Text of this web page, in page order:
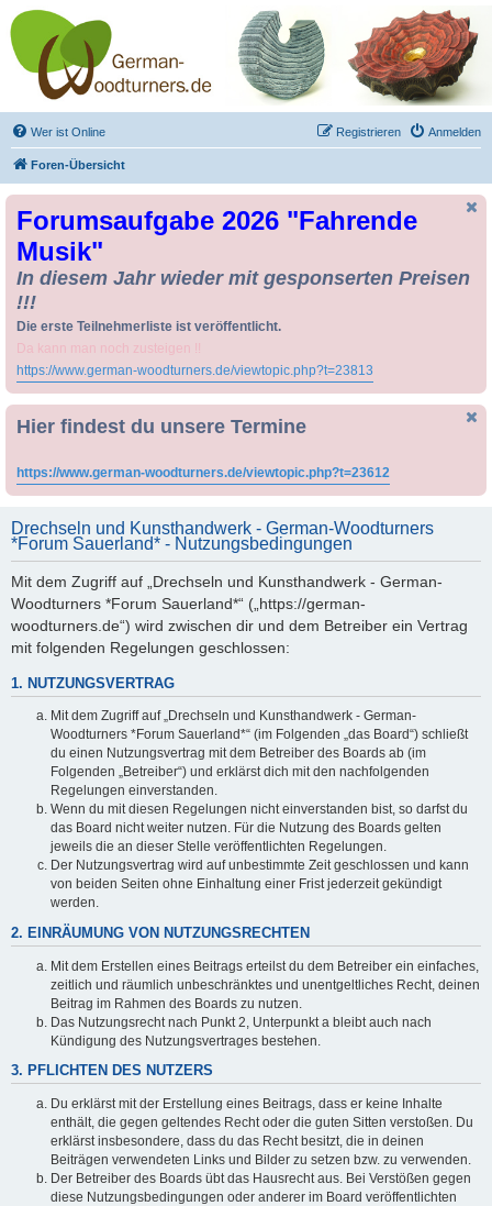
Drechseln und
Kunsthandwerk -
German-Woodturners
*Forum Sauerland*
Der Treffpunkt für Drechsler und Freunde des Kunsthandwerks
Wer ist Online Anmelden
Registrieren
Foren-Übersicht
Forumsaufgabe 2026 "Fahrende
Musik"
In diesem Jahr wieder mit gesponserten Preisen
!!!
Die erste Teilnehmerliste ist veröffentlicht.
Da kann man noch zusteigen !!
https://www.german-woodturners.de/viewtopic.php?t=23813
Hier findest du unsere Termine
https://www.german-woodturners.de/viewtopic.php?t=23612
Drechseln und Kunsthandwerk - German-Woodturners
*Forum Sauerland* - Nutzungsbedingungen
Mit dem Zugriff auf „Drechseln und Kunsthandwerk - German-
Woodturners *Forum Sauerland*“ („https://german-
woodturners.de“) wird zwischen dir und dem Betreiber ein Vertrag
mit folgenden Regelungen geschlossen:
1. NUTZUNGSVERTRAG
Mit dem Zugriff auf „Drechseln und Kunsthandwerk - German-
Woodturners *Forum Sauerland*“ (im Folgenden „das Board“) schließt
du einen Nutzungsvertrag mit dem Betreiber des Boards ab (im
Folgenden „Betreiber“) und erklärst dich mit den nachfolgenden
Regelungen einverstanden.
Wenn du mit diesen Regelungen nicht einverstanden bist, so darfst du
das Board nicht weiter nutzen. Für die Nutzung des Boards gelten
jeweils die an dieser Stelle veröffentlichten Regelungen.
Der Nutzungsvertrag wird auf unbestimmte Zeit geschlossen und kann
von beiden Seiten ohne Einhaltung einer Frist jederzeit gekündigt
werden.
2. EINRÄUMUNG VON NUTZUNGSRECHTEN
Mit dem Erstellen eines Beitrags erteilst du dem Betreiber ein einfaches,
zeitlich und räumlich unbeschränktes und unentgeltliches Recht, deinen
Beitrag im Rahmen des Boards zu nutzen.
Das Nutzungsrecht nach Punkt 2, Unterpunkt a bleibt auch nach
Kündigung des Nutzungsvertrages bestehen.
3. PFLICHTEN DES NUTZERS
Du erklärst mit der Erstellung eines Beitrags, dass er keine Inhalte
enthält, die gegen geltendes Recht oder die guten Sitten verstoßen. Du
erklärst insbesondere, dass du das Recht besitzt, die in deinen
Beiträgen verwendeten Links und Bilder zu setzen bzw. zu verwenden.
Der Betreiber des Boards übt das Hausrecht aus. Bei Verstößen gegen
diese Nutzungsbedingungen oder anderer im Board veröffentlichten